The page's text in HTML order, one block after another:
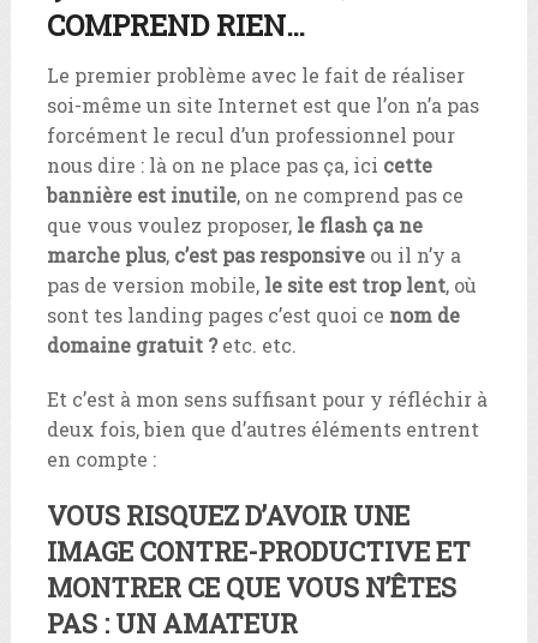
COMPREND RIEN…
Le premier problème avec le fait de réaliser
soi-même un site Internet est que l’on n’a pas
forcément le recul d’un professionnel pour
nous dire : là on ne place pas ça, ici cette
bannière est inutile, on ne comprend pas ce
que vous voulez proposer, le flash ça ne
marche plus,c’est pas responsiveou il n’y a
pas de version mobile, le site est trop lent, où
sont tes landing pages c’est quoi ce nom de
domaine gratuit ?etc. etc.
Et c’est à mon sens suffisant pour y réfléchir à
deux fois, bien que d’autres éléments entrent
en compte :
VOUS RISQUEZ D’AVOIR UNE
IMAGE CONTRE-PRODUCTIVE ET
MONTRER CE QUE VOUS N’ÊTES
PAS : UN AMATEUR